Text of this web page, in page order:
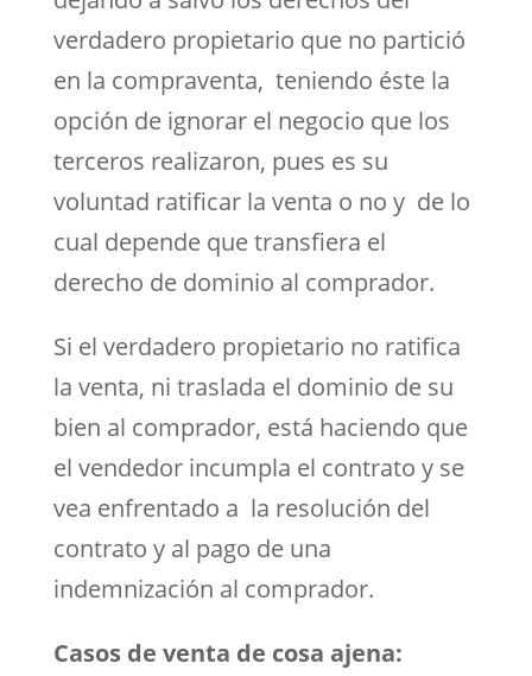
verdadero propietario que no partició
en la compraventa, teniendo éste la
opción de ignorar el negocio que los
terceros realizaron, pues es su
voluntad ratificar la venta o no y de lo
cual depende que transfiera el
derecho de dominio al comprador.
Si el verdadero propietario no ratifica
la venta, ni traslada el dominio de su
bien al comprador, está haciendo que
el vendedor incumpla el contrato y se
vea enfrentado a la resolución del
contrato y al pago de una
indemnización al comprador.
Casos de venta de cosa ajena: